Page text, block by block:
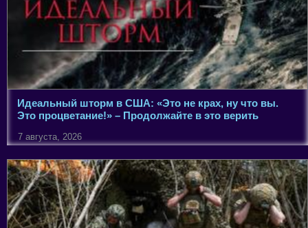
Идеальный шторм в США: «Это не крах, ну что вы.
Это процветание!» – Продолжайте в это верить
7 августа, 2026